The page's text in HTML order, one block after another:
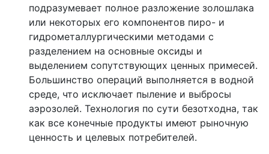
подразумевает полное разложение золошлака
или некоторых его компонентов пиро- и
гидрометаллургическими методами с
разделением на основные оксиды и
выделением сопутствующих ценных примесей.
Большинство операций выполняется в водной
среде, что исключает пыление и выбросы
аэрозолей. Технология по сути безотходна, так
как все конечные продукты имеют рыночную
ценность и целевых потребителей.